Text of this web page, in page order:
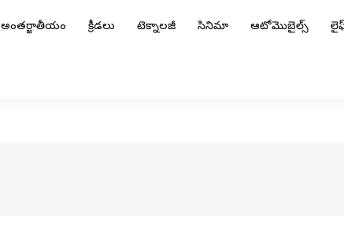
అంతర్జాతీయం క్రీడలు టెక్నాలజీ సినిమా ఆటోమొబైల్స్